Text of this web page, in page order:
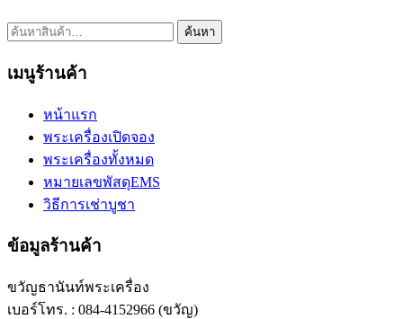
ค้นหา: ค้นหา
เมนูร้านค้า
หน้าแรก
พระเครื่องเปิดจอง
พระเครื่องทั้งหมด
หมายเลขพัสดุEMS
วิธีการเช่าบูชา
ข้อมูลร้านค้า
ขวัญธานันท์พระเครื่อง
เบอร์โทร. : 084-4152966 (ขวัญ)